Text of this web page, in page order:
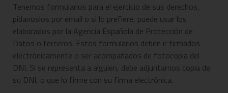
Tenemos formularios para el ejercicio de sus derechos,
pídanoslos por email o si lo prefiere, puede usar los
elaborados por la Agencia Española de Protección de
Datos o terceros. Estos formularios deben ir firmados
electrónicamente o ser acompañados de fotocopia del
DNI. Si se representa a alguien, debe adjuntarnos copia de
su DNI, o que lo firme con su firma electrónica.